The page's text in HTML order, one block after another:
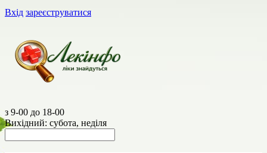
Вхід зареєструватися
з 9-00 до 18-00
Вихідний: субота, неділя